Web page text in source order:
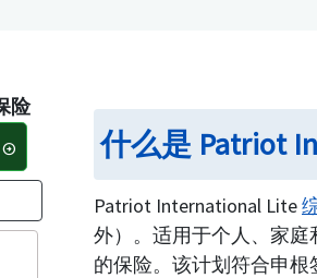
险
arrow_circle_right 什么是 Patriot
Patriot International Lite
外）。适用于个人、家庭
的保险。该计划符合申根